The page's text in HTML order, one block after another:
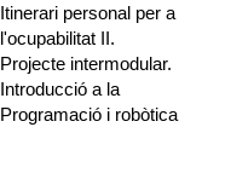
Itinerari personal per a
l'ocupabilitat II.
Projecte intermodular.
Introducció a la
Programació i robòtica